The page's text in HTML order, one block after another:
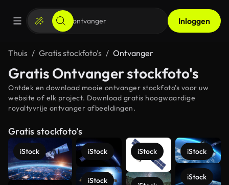
Inloggen
Thuis Gratis stockfoto’s Ontvanger
Gratis Ontvanger stockfoto's
Ontdek en download mooie ontvanger stockfoto's voor uw
website of elk project. Download gratis hoogwaardige
royaltyvrije ontvanger afbeeldingen.
Gratis stockfoto’s
iStock iStock
iStock
iStock iStock
iStock